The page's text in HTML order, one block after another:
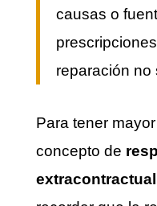
causas o
reparación no
Para tener
concepto de
extracontractual